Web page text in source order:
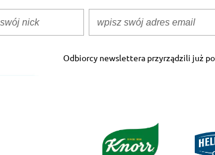
Odbiorcy newslettera przyrządzili już